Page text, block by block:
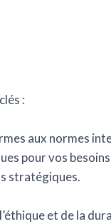
:
aux normes
pour vos
stratégiques.
et de la